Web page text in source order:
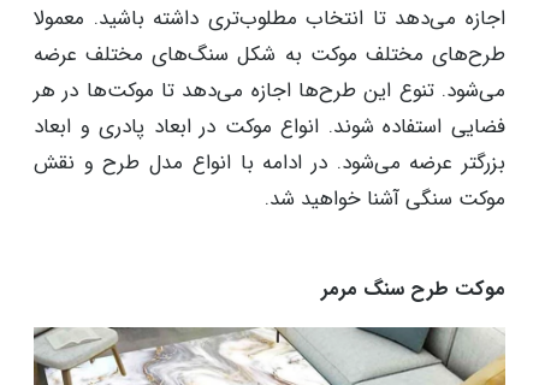
اجازه می‌دهد تا انتخاب مطلوب‌تری داشته باشید. معمولا
طرح‌های مختلف موکت به شکل سنگ‌های مختلف عرضه
می‌شود. تنوع این طرح‌ها اجازه می‌دهد تا موکت‌ها در هر
فضایی استفاده شوند. انواع موکت در ابعاد پادری و ابعاد
بزرگتر عرضه می‌شود. در ادامه با انواع مدل طرح و نقش
موکت سنگی آشنا خواهید شد.
موکت طرح سنگ مرمر